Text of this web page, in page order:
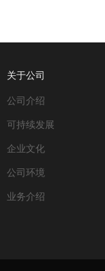
关于公司
公司介绍
可持续发展
企业文化
公司环境
业务介绍